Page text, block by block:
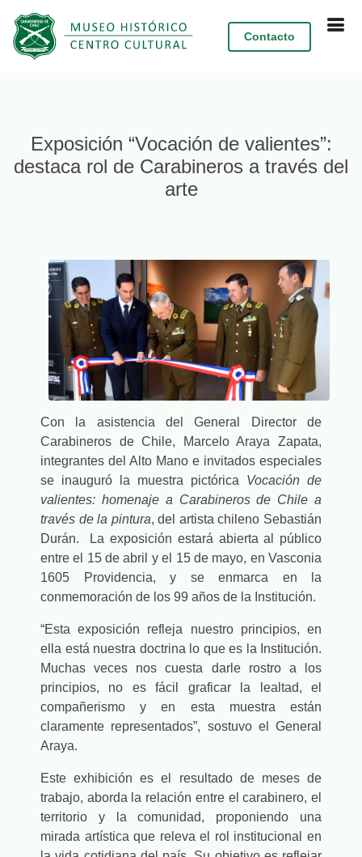
Contacto
Exposición “Vocación de valientes”:
destaca rol de Carabineros a través del
arte
Con la asistencia del General Director de
Carabineros de Chile, Marcelo Araya Zapata,
integrantes del Alto Mano e invitados especiales
se inauguró la muestra pictórica Vocación de
valientes: homenaje a Carabineros de Chile a
través de la pintura, del artista chileno Sebastián
Durán. La exposición estará abierta al público
entre el 15 de abril y el 15 de mayo, en Vasconia
1605 Providencia, y se enmarca en la
conmemoración de los 99 años de la Institución.
“Esta exposición refleja nuestro principios, en
ella está nuestra doctrina lo que es la Institución.
Muchas veces nos cuesta darle rostro a los
principios, no es fácil graficar la lealtad, el
compañerismo y en esta muestra están
claramente representados”, sostuvo el General
Araya.
Este exhibición es el resultado de meses de
trabajo, aborda la relación entre el carabinero, el
territorio y la comunidad, proponiendo una
mirada artística que releva el rol institucional en